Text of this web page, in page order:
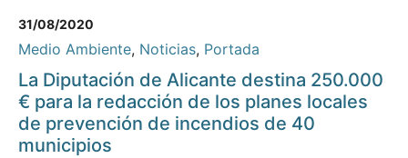
31/08/2020
Medio Ambiente, Noticias, Portada
La Diputación de Alicante destina 250.000
€ para la redacción de los planes locales
de prevención de incendios de 40
municipios